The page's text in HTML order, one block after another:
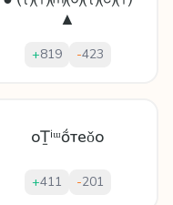
▲
+819 -423
oṮⁱᵚṍтeǒo
+411 -201